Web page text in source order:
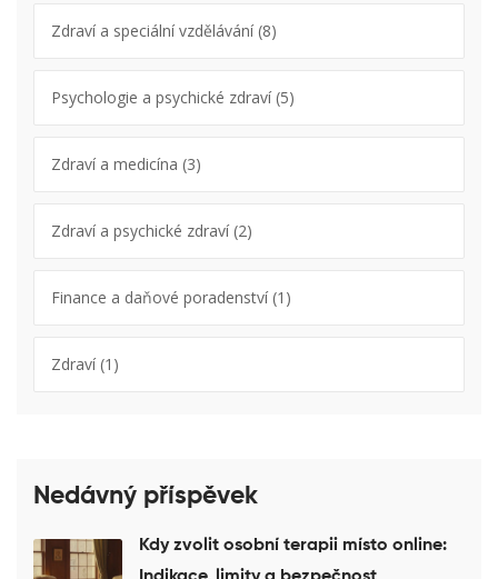
Zdraví a speciální vzdělávání(8)
Psychologie a psychické zdraví(5)
Zdraví a medicína (3)
Zdraví a psychické zdraví(2)
Finance a daňové poradenství(1)
Zdraví(1)
Nedávný příspěvek
Kdy zvolit osobní terapii místo online: